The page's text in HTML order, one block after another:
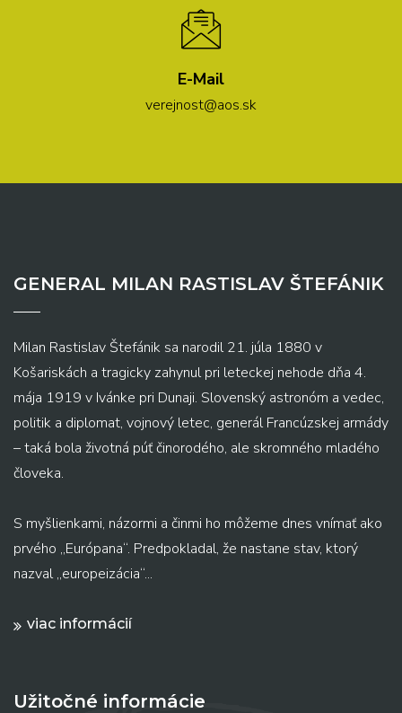
E-Mail
verejnost@aos.sk
GENERAL MILAN RASTISLAV ŠTEFÁNIK
Milan Rastislav Štefánik sa narodil 21. júla 1880 v
Košariskách a tragicky zahynul pri leteckej nehode dňa 4.
mája 1919 v Ivánke pri Dunaji. Slovenský astronóm a vedec,
politik a diplomat, vojnový letec, generál Francúzskej armády
– taká bola životná púť činorodého, ale skromného mladého
človeka.
S myšlienkami, názormi a činmi ho môžeme dnes vnímať ako
prvého „Európana“. Predpokladal, že nastane stav, ktorý
nazval „europeizácia“...
viac informácií
Užitočné informácie